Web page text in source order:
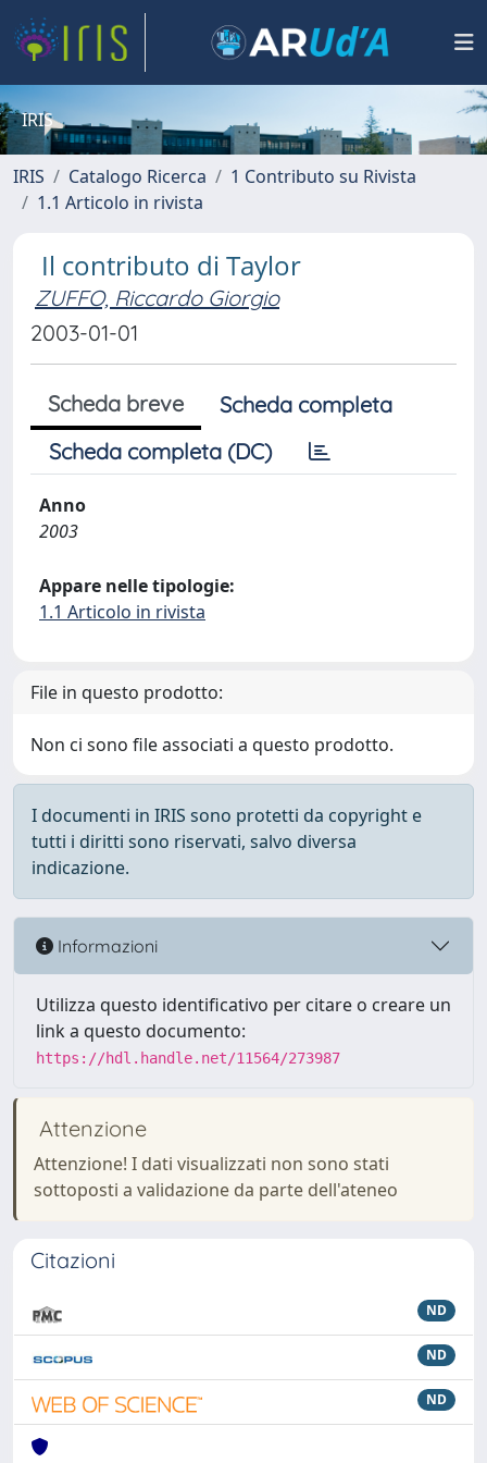
IRIS
IRIS Catalogo Ricerca
1 Contributo su Rivista
1.1 Articolo in rivista
Il contributo di Taylor
ZUFFO, Riccardo Giorgio
2003-01-01
Scheda breve
Scheda completa
Scheda completa (DC)
Anno
2003
Appare nelle tipologie:
1.1 Articolo in rivista
File in questo prodotto:
Non ci sono file associati a questo prodotto.
I documenti in IRIS sono protetti da copyright e
tutti i diritti sono riservati, salvo diversa
indicazione.
Informazioni
Utilizza questo identificativo per citare o creare un
link a questo documento:
https://hdl.handle.net/11564/273987
Attenzione
Attenzione! I dati visualizzati non sono stati
sottoposti a validazione da parte dell'ateneo
Citazioni
ND
ND
ND